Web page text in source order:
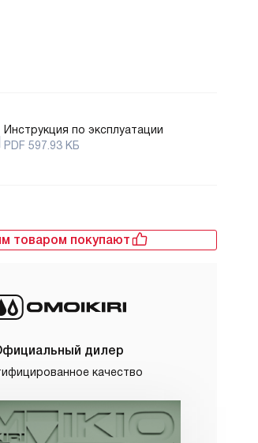
Инструкция по эксплуатации
PDF 597.93 КБ
товаром покупают
дилер
качество